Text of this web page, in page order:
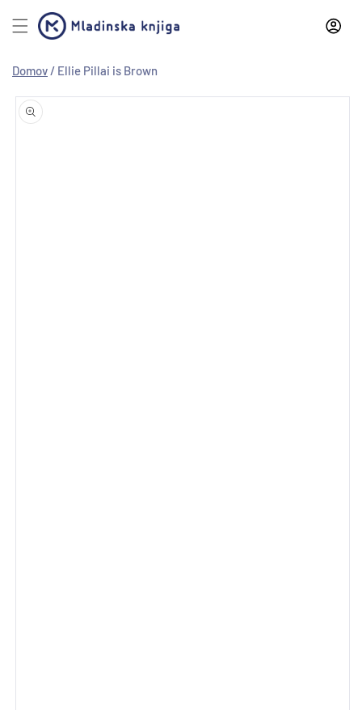
na
vsebino
Domov / Ellie Pillai is Brown
na
informacije